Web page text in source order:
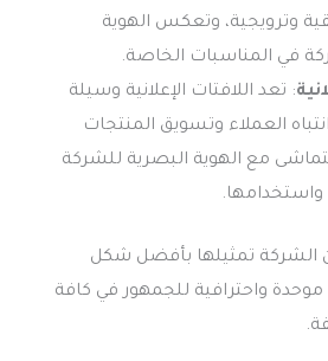
وترويجية، وتعكس الهوية
في المناسبات الخاصة.
: تعد اللافتات الإعلانية وسيلة
العملاء وتسويق المنتجات
مع الهوية البصرية للشركة
الشركة تمثيلها بأفضل شكل
واحترافية للجمهور في كافة